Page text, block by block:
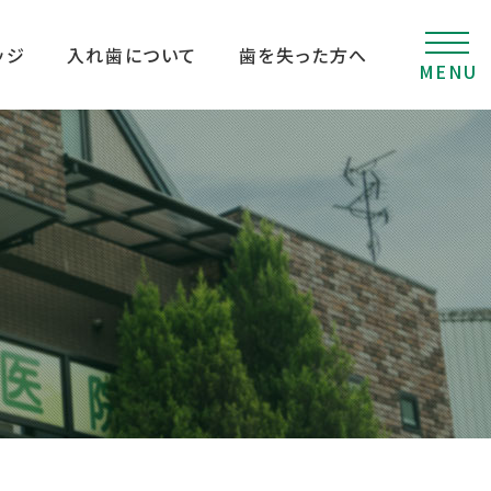
ジ 入れ歯について 歯を失った方へ
MENU